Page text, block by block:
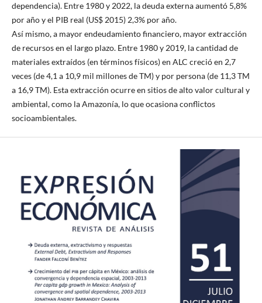
dependencia). Entre 1980 y 2022, la deuda externa aumentó 5,8%
por año y el PIB real (US$ 2015) 2,3% por año.
Así mismo, a mayor endeudamiento financiero, mayor extracción
de recursos en el largo plazo. Entre 1980 y 2019, la cantidad de
materiales extraídos (en términos físicos) en ALC creció en 2,7
veces (de 4,1 a 10,9 mil millones de TM) y por persona (de 11,3 TM
a 16,9 TM). Esta extracción ocurre en sitios de alto valor cultural y
ambiental, como la Amazonía, lo que ocasiona conflictos
socioambientales.